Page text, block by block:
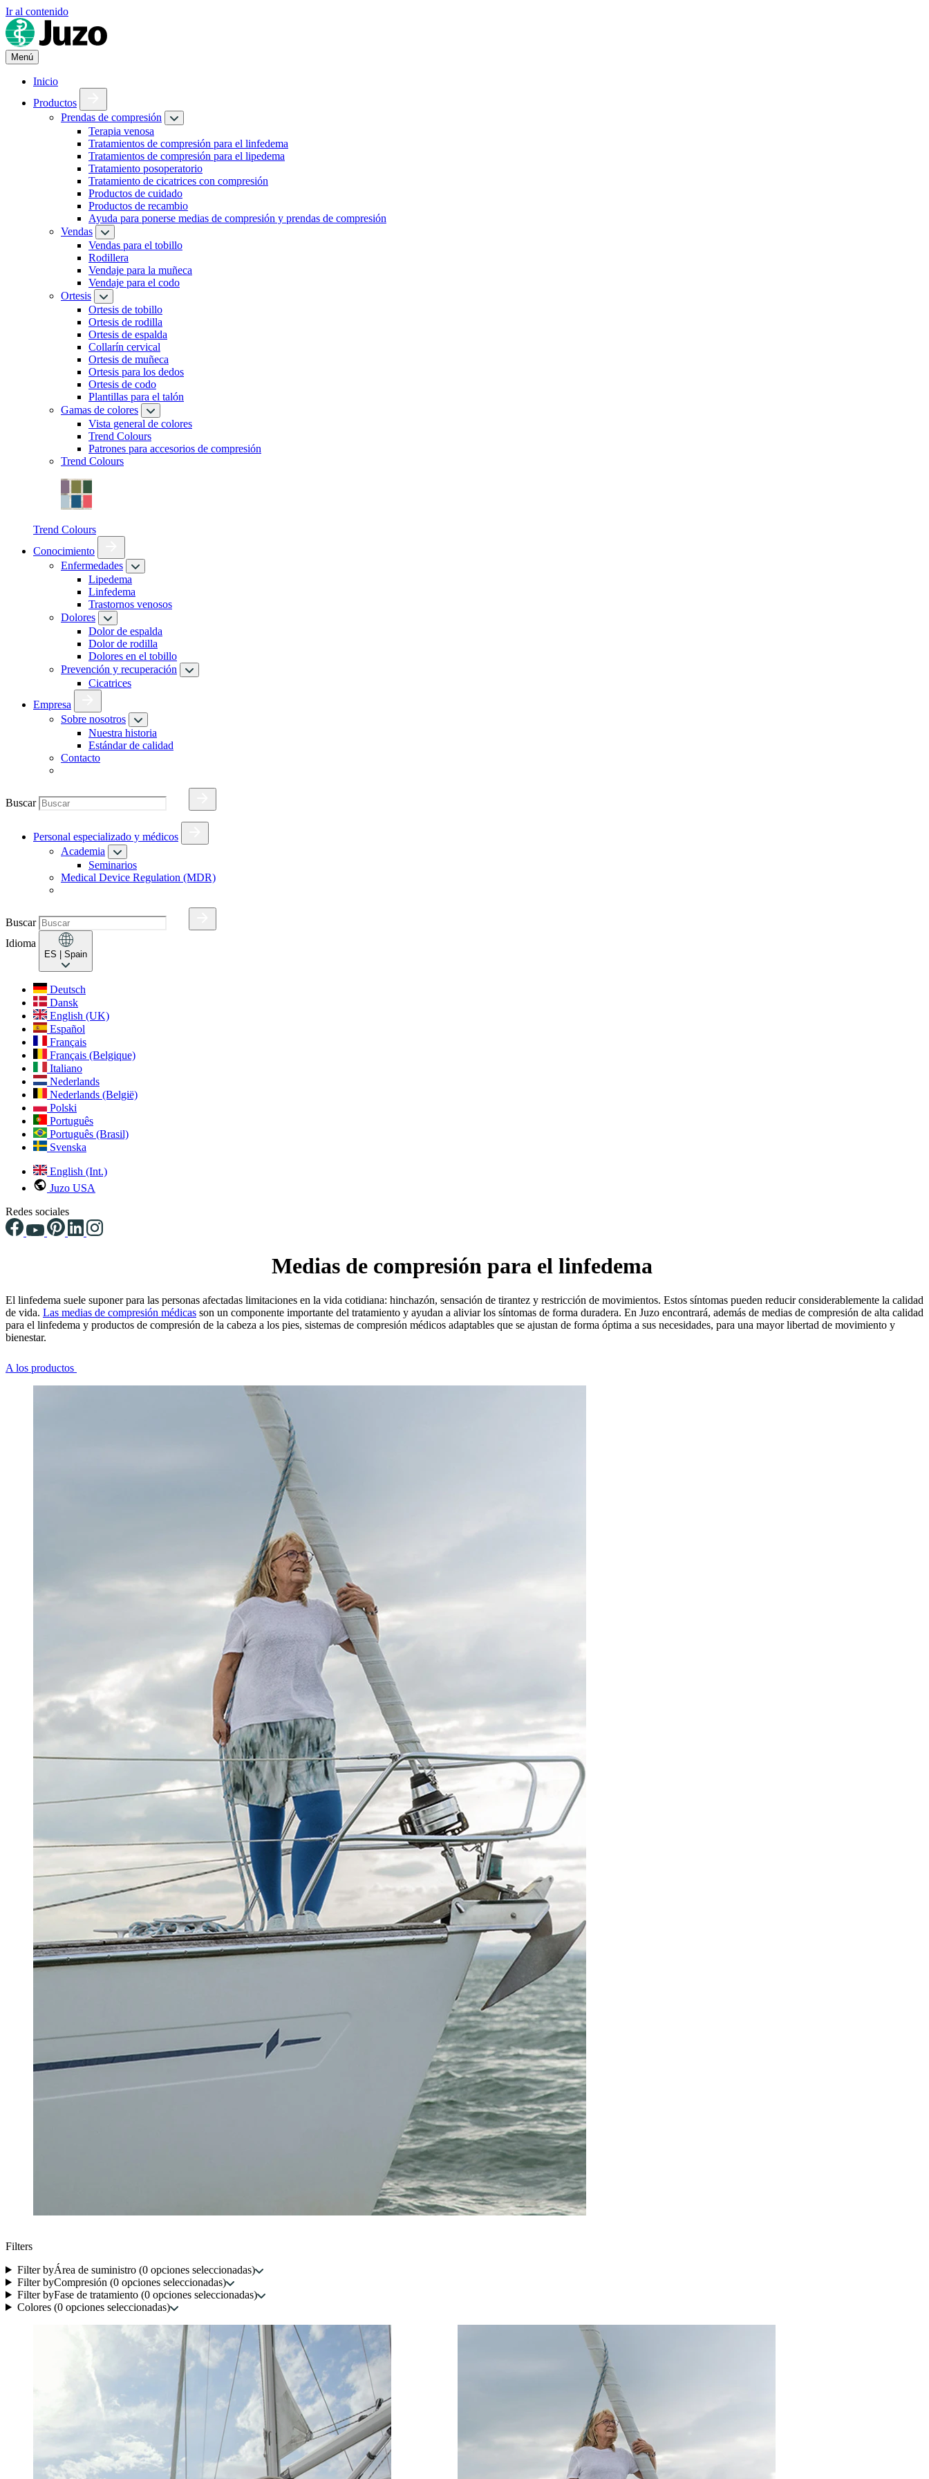
Ir al contenido
Menú
Inicio
Productos
Prendas de compresión
Terapia venosa
Tratamientos de compresión para el linfedema
Tratamientos de compresión para el lipedema
Tratamiento posoperatorio
Tratamiento de cicatrices con compresión
Productos de cuidado
Productos de recambio
Ayuda para ponerse medias de compresión y prendas de compresión
Vendas
Vendas para el tobillo
Rodillera
Vendaje para la muñeca
Vendaje para el codo
Ortesis
Ortesis de tobillo
Ortesis de rodilla
Ortesis de espalda
Collarín cervical
Ortesis de muñeca
Ortesis para los dedos
Ortesis de codo
Plantillas para el talón
Gamas de colores
Vista general de colores
Trend Colours
Patrones para accesorios de compresión
Trend Colours
Trend Colours
Conocimiento
Enfermedades
Lipedema
Linfedema
Trastornos venosos
Dolores
Dolor de espalda
Dolor de rodilla
Dolores en el tobillo
Prevención y recuperación
Cicatrices
Empresa
Sobre nosotros
Nuestra historia
Estándar de calidad
Contacto
Buscar
Personal especializado y médicos
Academia
Seminarios
Medical Device Regulation (MDR)
Buscar
Idioma
ES | Spain
Deutsch
Dansk
English (UK)
Español
Français
Français (Belgique)
Italiano
Nederlands
Nederlands (België)
Polski
Português
Português (Brasil)
Svenska
English (Int.)
Juzo USA
Redes sociales
Medias de compresión para el linfedema
El linfedema suele suponer para las personas afectadas limitaciones en la vida cotidiana: hinchazón, sensación de tirantez y restricción de movimientos. Estos síntomas pueden reducir considerablemente la calidad
de vida. Las medias de compresión médicas son un componente importante del tratamiento y ayudan a aliviar los síntomas de forma duradera. En Juzo encontrará, además de medias de compresión de alta calidad
para el linfedema y productos de compresión de la cabeza a los pies, sistemas de compresión médicos adaptables que se ajustan de forma óptima a sus necesidades, para una mayor libertad de movimiento y
bienestar.
A los productos
Filters
Filter byÁrea de suministro(0opciones seleccionadas)
Filter byCompresión (0opciones seleccionadas)
Filter byFase de tratamiento(0opciones seleccionadas)
Colores(0opciones seleccionadas)